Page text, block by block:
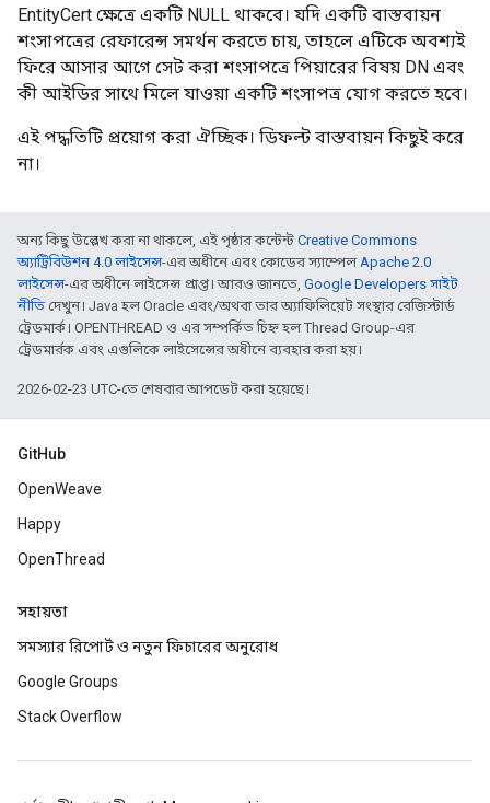
EntityCert ক্ষেত্রে একটি NULL থাকবে। যদি একটি বাস্তবায়ন
শংসাপত্রের রেফারেন্স সমর্থন করতে চায়, তাহলে এটিকে অবশ্যই
ফিরে আসার আগে সেট করা শংসাপত্রে পিয়ারের বিষয় DN এবং
কী আইডির সাথে মিলে যাওয়া একটি শংসাপত্র যোগ করতে হবে।
এই পদ্ধতিটি প্রয়োগ করা ঐচ্ছিক। ডিফল্ট বাস্তবায়ন কিছুই করে
না।
অন্য কিছু উল্লেখ করা না থাকলে, এই পৃষ্ঠার কন্টেন্ট Creative Commons
অ্যাট্রিবিউশন 4.0 লাইসেন্স-এর অধীনে এবং কোডের স্যাম্পেলApache 2.0
লাইসেন্স-এর অধীনে লাইসেন্স প্রাপ্ত। আরও জানতে, Google Developers সাইট
নীতি দেখুন। Java হল Oracle এবং/অথবা তার অ্যাফিলিয়েট সংস্থার রেজিস্টার্ড
ট্রেডমার্ক। OPENTHREAD ও এর সম্পর্কিত চিহ্ন হল Thread Group-এর
ট্রেডমার্রক এবং এগুলিকে লাইসেন্সের অধীনে ব্যবহার করা হয়।
2026-02-23 UTC-তে শেষবার আপডেট করা হয়েছে।
GitHub
OpenWeave
Happy
OpenThread
সহায়তা
সমস্যার রিপোর্ট ও নতুন ফিচারের অনুরোধ
Google Groups
Stack Overflow